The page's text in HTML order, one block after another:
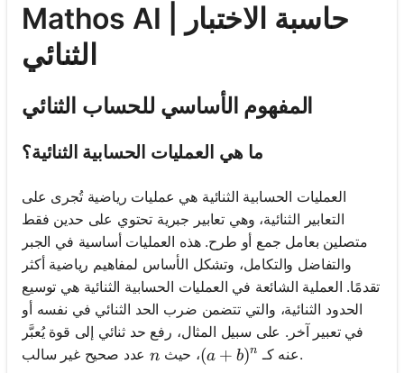
Mathos AI | حاسبة الاختبار
الثنائي
المفهوم الأساسي للحساب الثنائي
ما هي العمليات الحسابية الثنائية؟
العمليات الحسابية الثنائية هي عمليات رياضية تُجرى على
التعابير الثنائية، وهي تعابير جبرية تحتوي على حدين فقط
متصلين بعامل جمع أو طرح. هذه العمليات أساسية في الجبر
والتفاضل والتكامل، وتشكل الأساس لمفاهيم رياضية أكثر
تقدمًا. العملية الشائعة في العمليات الحسابية الثنائية هي توسيع
الحدود الثنائية، والتي تتضمن ضرب الحد الثنائي في نفسه أو
في تعبير آخر. على سبيل المثال، رفع حد ثنائي إلى قوة يُعبَّر
عنه كـ(a + b)^n
(a + b)n ، حيثn
n عدد صحيح غير سالب.